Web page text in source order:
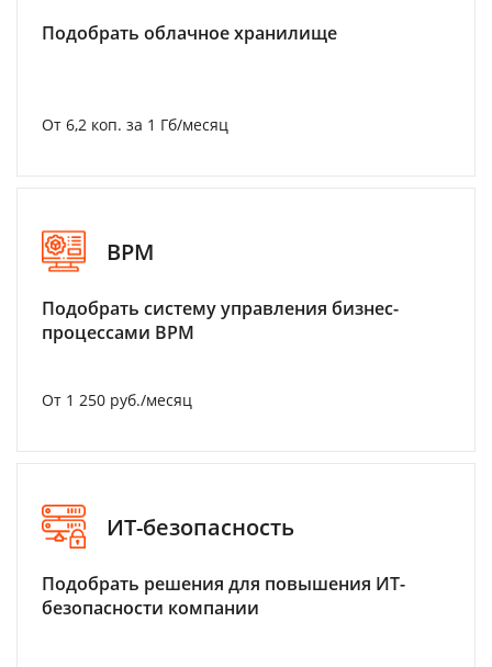
Подобрать облачное хранилище
От 6,2 коп. за 1 Гб/месяц
BPM
Подобрать систему управления бизнес-
процессами BPM
От 1 250 руб./месяц
ИТ-безопасность
Подобрать решения для повышения ИТ-
безопасности компании